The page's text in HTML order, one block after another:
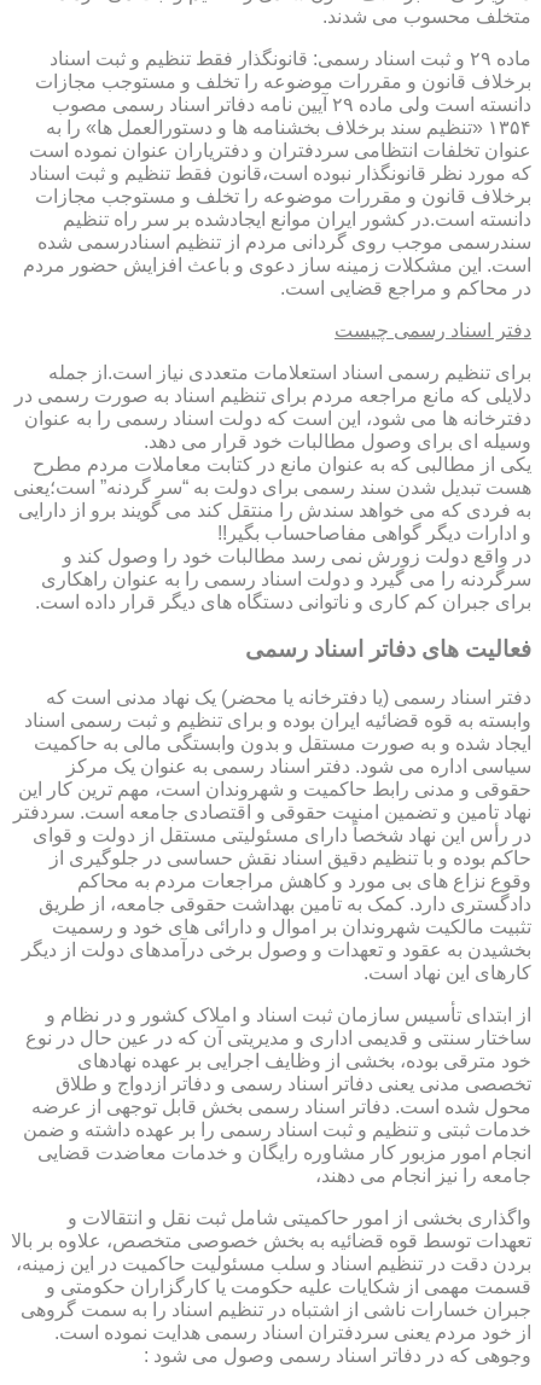
متخلف محسوب می شدند.
ماده ۲۹ و ثبت اسناد رسمی: قانونگذار فقط تنظیم و ثبت اسناد
برخلاف قانون و مقررات موضوعه را تخلف و مستوجب مجازات
دانسته است ولی ماده ۲۹ آیین نامه دفاتر اسناد رسمی مصوب
۱۳۵۴ «تنظیم سند برخلاف بخشنامه ها و دستورالعمل ها» را به
عنوان تخلفات انتظامی سردفتران و دفتریاران عنوان نموده است
که مورد نظر قانونگذار نبوده است،قانون فقط تنظیم و ثبت اسناد
برخلاف قانون و مقررات موضوعه را تخلف و مستوجب مجازات
دانسته است.در کشور ایران موانع ایجادشده بر سر راه تنظیم
سندرسمی موجب روی گردانی مردم از تنظیم اسنادرسمی شده
است. این مشکلات زمینه ساز دعوی و باعث افزایش حضور مردم
در محاکم و مراجع قضایی است.
دفتر اسناد رسمی چیست
برای تنظیم رسمی اسناد استعلامات متعددی نیاز است.از جمله
دلایلی که مانع مراجعه مردم برای تنظیم اسناد به صورت رسمی در
دفترخانه ها می شود، این است که دولت اسناد رسمی را به عنوان
وسیله ای برای وصول مطالبات خود قرار می دهد.
یکی از مطالبی که به عنوان مانع در کتابت معاملات مردم مطرح
هست تبدیل شدن سند رسمی برای دولت به “سر گردنه” است؛یعنی
به فردی که می خواهد سندش را منتقل کند می گویند برو از دارایی
و ادارات دیگر گواهی مفاصاحساب بگیر!!
در واقع دولت زورش نمی رسد مطالبات خود را وصول کند و
سرگردنه را می گیرد و دولت اسناد رسمی را به عنوان راهکاری
برای جبران کم کاری و ناتوانی دستگاه های دیگر قرار داده است.
فعالیت های دفاتر اسناد رسمی
دفتر اسناد رسمی (یا دفترخانه یا محضر) یک نهاد مدنی است که
وابسته به قوه قضائیه ایران بوده و برای تنظیم و ثبت رسمی اسناد
ایجاد شده و به صورت مستقل و بدون وابستگی مالی به حاکمیت
سیاسی اداره می شود. دفتر اسناد رسمی به عنوان یک مرکز
حقوقی و مدنی رابط حاکمیت و شهروندان است، مهم ترین کار این
نهاد تامین و تضمین امنیت حقوقی و اقتصادی جامعه است. سردفتر
در رأس این نهاد شخصاً دارای مسئولیتی مستقل از دولت و قوای
حاکم بوده و با تنظیم دقیق اسناد نقش حساسی در جلوگیری از
وقوع نزاع های بی مورد و کاهش مراجعات مردم به محاکم
دادگستری دارد. کمک به تامین بهداشت حقوقی جامعه، از طریق
تثبیت مالکیت شهروندان بر اموال و دارائی های خود و رسمیت
بخشیدن به عقود و تعهدات و وصول برخی درآمدهای دولت از دیگر
کارهای این نهاد است.
از ابتدای تأسیس سازمان ثبت اسناد و املاک کشور و در نظام و
ساختار سنتی و قدیمی اداری و مدیریتی آن که در عین حال در نوع
خود مترقی بوده، بخشی از وظایف اجرایی بر عهده نهادهای
تخصصی مدنی یعنی دفاتر اسناد رسمی و دفاتر ازدواج و طلاق
محول شده است. دفاتر اسناد رسمی بخش قابل توجهی از عرضه
خدمات ثبتی و تنظیم و ثبت اسناد رسمی را بر عهده داشته و ضمن
انجام امور مزبور کار مشاوره رایگان و خدمات معاضدت قضایی
جامعه را نیز انجام می دهند،
واگذاری بخشی از امور حاکمیتی شامل ثبت نقل و انتقالات و
تعهدات توسط قوه قضائیه به بخش خصوصی متخصص، علاوه بر بالا
بردن دقت در تنظیم اسناد و سلب مسئولیت حاکمیت در این زمینه،
قسمت مهمی از شکایات علیه حکومت یا کارگزاران حکومتی و
جبران خسارات ناشی از اشتباه در تنظیم اسناد را به سمت گروهی
از خود مردم یعنی سردفتران اسناد رسمی هدایت نموده است.
وجوهی که در دفاتر اسناد رسمی وصول می شود :